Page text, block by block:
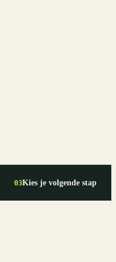
03Kies je volgende stap